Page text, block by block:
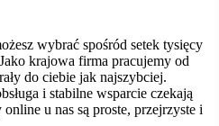
wybrać spośród setek tysięcy
krajowa firma pracujemy od
do ciebie jak najszybciej.
i stabilne wsparcie czekają
u nas są proste, przejrzyste i